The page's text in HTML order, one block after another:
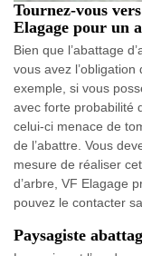
Tournez-vous
Elagage pour un
Bien que l’abattage
vous avez
exemple, si vous
avec forte probabilité
celui-ci menace de
de l’abattre. Vous
mesure de réaliser
d’arbre, VF Elagage
pouvez le contacter
Paysagiste